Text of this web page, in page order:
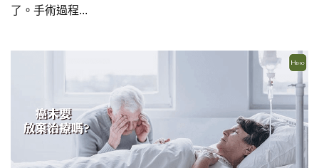
了。手術過程...